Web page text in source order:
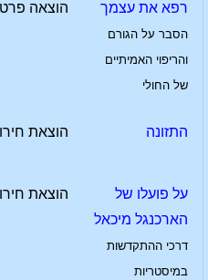
רפא את עצמך
הסבר על הגורם
והריפוי האמיתיים
של החולי
הוצאה
התזונה הוצאת
על פועלו של
הארכנגל מיכאל
דרכי ההתקדשות
במיסטריות
הוצאת